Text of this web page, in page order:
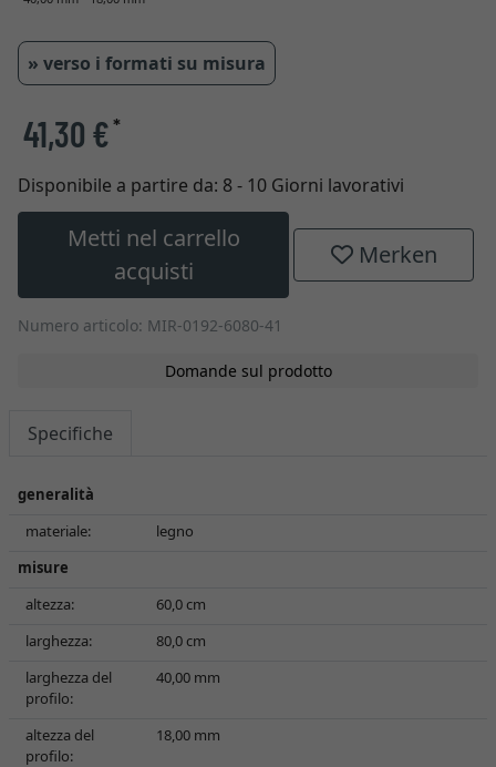
» verso i formati su misura
41,30 €*
Disponibile a partire da: 8 - 10 Giorni lavorativi
Metti nel carrello
acquisti
Merken
Numero articolo: MIR-0192-6080-41
Domande sul prodotto
Specifiche
generalità
materiale:
legno
misure
altezza:
60,0 cm
larghezza:
80,0 cm
larghezza del
profilo:
40,00 mm
altezza del
profilo:
18,00 mm